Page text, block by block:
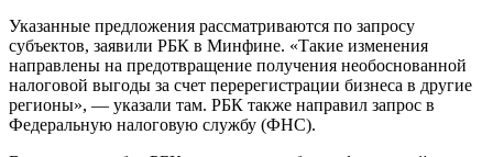
Указанные предложения рассматриваются по запросу
субъектов, заявили РБК в Минфине. «Такие изменения
направлены на предотвращение получения необоснованной
налоговой выгоды за счет перерегистрации бизнеса в другие
регионы», — указали там. РБК также направил запрос в
Федеральную налоговую службу (ФНС).